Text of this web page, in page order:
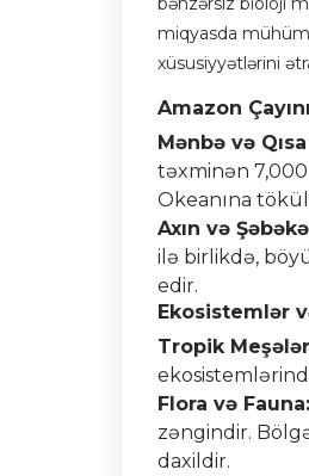
miqyasda mühüm
xüsusiyyətlərini
Amazon
Mənbə və
təxminən
Okeanına
Axın və
ilə birlikdə,
edir.
Ekosistemlər
Tropik
Flora və Fauna:
zəngindir.
daxildir.